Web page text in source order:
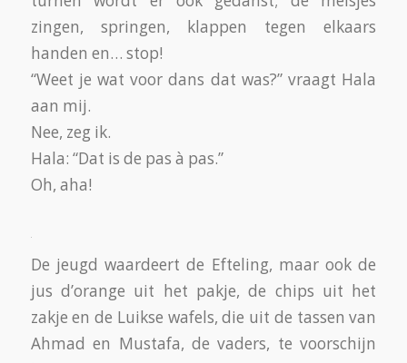
spel: “Kijk, dat gaat zo… zo… zo…” zeg ik –
Jasmina doet me na en zegt me daarbij
intussen ook na: “Zo… zo…” En weer
dichtvouwen…
De bus vertrekt.
De plattegrond is dicht. Die vouwen we thuis
wel weer open om nog eens na te genieten.
door: Anton Overboom
21 JUNI 2019 / DOORMCB